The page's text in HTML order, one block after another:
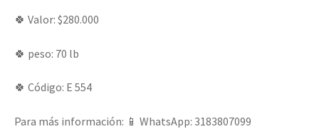
🍀 Valor: $280.000
🍀 peso: 70 lb
🍀 Código: E 554
Para más información: 📱 WhatsApp: 3183807099